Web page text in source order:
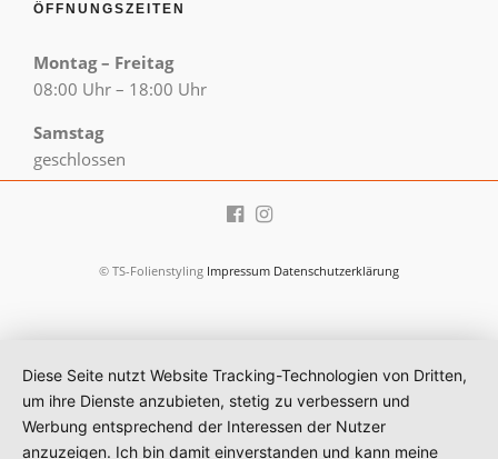
ÖFFNUNGSZEITEN
Montag – Freitag
08:00 Uhr – 18:00 Uhr
Samstag
geschlossen
© TS-Folienstyling Impressum Datenschutzerklärung
Diese Seite nutzt Website Tracking-Technologien von Dritten,
um ihre Dienste anzubieten, stetig zu verbessern und
Werbung entsprechend der Interessen der Nutzer
anzuzeigen. Ich bin damit einverstanden und kann meine